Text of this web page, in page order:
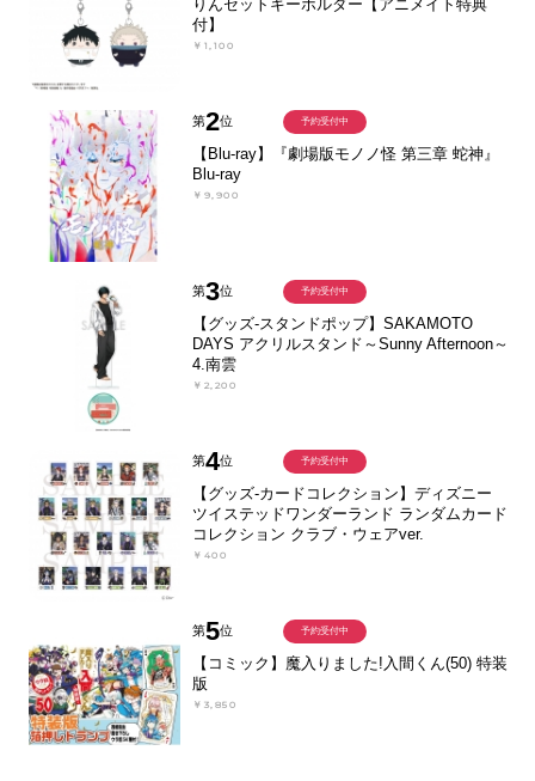
りんセットキーホルダー【アニメイト特典
付】
￥1,100
第2位
【Blu-ray】『劇場版モノノ怪 第三章 蛇神』
Blu-ray
￥9,900
予約受付中
第3位
【グッズ-スタンドポップ】SAKAMOTO
DAYS アクリルスタンド～Sunny Afternoon～
4.南雲
￥2,200
予約受付中
第4位
【グッズ-カードコレクション】ディズニー
ツイステッドワンダーランド ランダムカード
コレクション クラブ・ウェアver.
￥400
予約受付中
第5位
【コミック】魔入りました!入間くん(50) 特装
版
￥3,850
予約受付中